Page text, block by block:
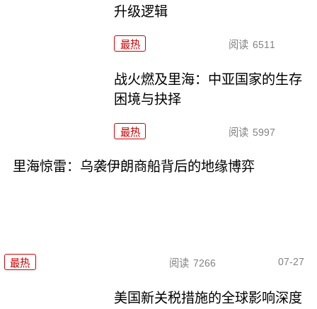
升级逻辑
最热 阅读 6511
战火燃及里海：中亚国家的生存
困境与抉择
最热 阅读 5997
里海惊雷：乌袭伊朗商船背后的地缘博弈
最热 阅读 7266 07-27
美国新关税措施的全球影响深度